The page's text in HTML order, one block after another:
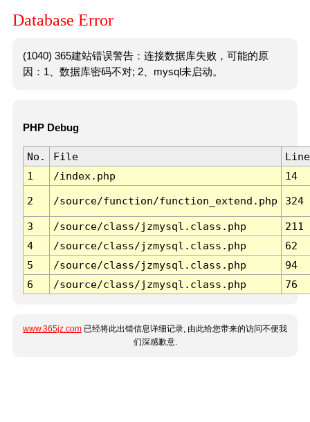
Database Error
(1040) 365建站错误警告：连接数据库失败，可能的原
因：1、数据库密码不对; 2、mysql未启动。
PHP Debug
No. File
Line
1
/index.php 14
2 /source/function/function_extend.php 324
3 /source/class/jzmysql.class.php
211
4
/source/class/jzmysql.class.php
62
5
/source/class/jzmysql.class.php
94
6
/source/class/jzmysql.class.php 76
www.365jz.com 已经将此出错信息详细记录, 由此给您带来的访问不便我
们深感歉意.